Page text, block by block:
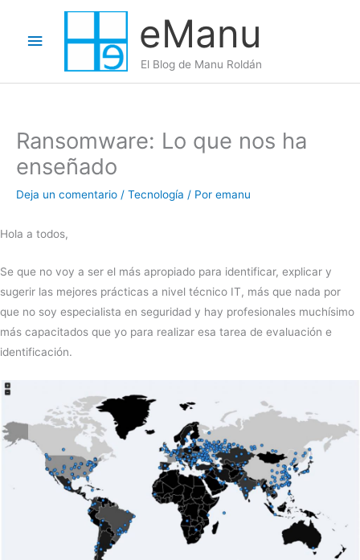
contenido
eManu
El Blog de Manu Roldán
Menú
principal
Ransomware: Lo que nos ha
enseñado
Deja un comentario / Tecnología / Por emanu
Hola a todos,
Se que no voy a ser el más apropiado para identificar, explicar y
sugerir las mejores prácticas a nivel técnico IT, más que nada por
que no soy especialista en seguridad y hay profesionales muchísimo
más capacitados que yo para realizar esa tarea de evaluación e
identificación.